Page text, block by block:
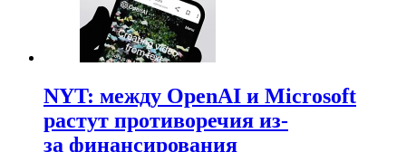
NYT: между OpenAI и Microsoft
растут противоречия из-
за финансирования